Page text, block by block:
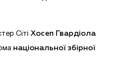
Сіті Хосеп Гвардіола
національної збірної